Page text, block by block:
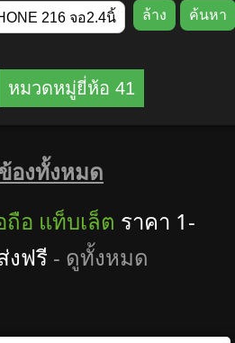
หมวดหมู่ยี่ห้อ 41
องทั้งหมด
อ แท็บเล็ต ราคา 1-
งฟรี - ดูทั้งหมด